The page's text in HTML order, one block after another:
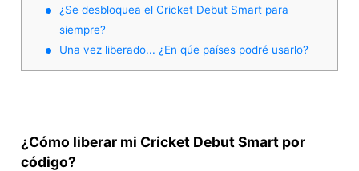
¿Se desbloquea el Cricket Debut Smart para
siempre?
Una vez liberado... ¿En qúe países podré usarlo?
¿Cómo liberar mi Cricket Debut Smart por
código?